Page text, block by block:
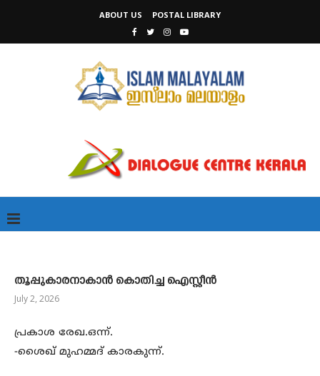
ABOUT US POSTAL LIBRARY
തൂപ്പുകാരനാകാൻ കൊതിച്ച ഐസ്റ്റീൻ
July 2, 2026
പ്രകാശ രേഖ.ഒന്ന്.
-ശൈഖ് മുഹമ്മദ് കാരകുന്ന്.